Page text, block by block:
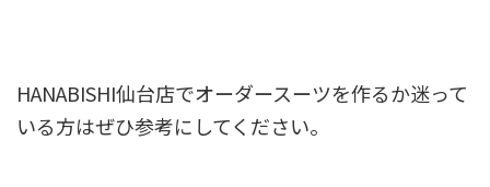
HANABISHI仙台店でオーダースーツを作るか迷って
いる方はぜひ参考にしてください。